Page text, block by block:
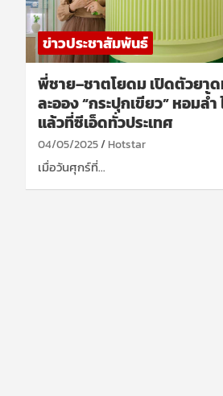
ข่าวประชาสัมพันธ์
พี่ชาย–ชาตโยดม เปิดตัวยา
ละออง “กระปุกเขียว” หอมล้ำ
แล้วที่ซีเอ็ดทั่วประเทศ
04/05/2025 Hotstar
เมื่อวันศุกร์ที่…